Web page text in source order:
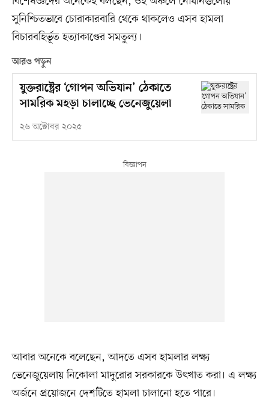
সুনিশ্চিতভাবে চোরাকারবারি থেকে থাকলেও এসব হামলা
বিচারবহির্ভূত হত্যাকাণ্ডের সমতুল্য।
আরও পড়ুন
যুক্তরাষ্ট্রের ‘গোপন অভিযান’ ঠেকাতে
সামরিক মহড়া চালাচ্ছে ভেনেজুয়েলা
২৬ অক্টোবর ২০২৫
আবার অনেকে বলেছেন, আদতে এসব হামলার লক্ষ্য
ভেনেজুয়েলায় নিকোলা মাদুরোর সরকারকে উৎখাত করা। এ লক্ষ্য
অর্জনে প্রয়োজনে দেশটিতে হামলা চালানো হতে পারে।